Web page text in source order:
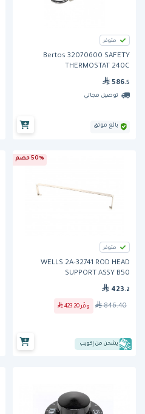
متوفر
Bertos 32070600 SAFETY
THERMOSTAT 240C
586.5
توصيل مجاني
بائع موثق
50% خصم
متوفر
WELLS 2A-32741 ROD HEAD
SUPPORT ASSY B50
423 .2
846.40 وفّر 423.20
يشحن من إكويب